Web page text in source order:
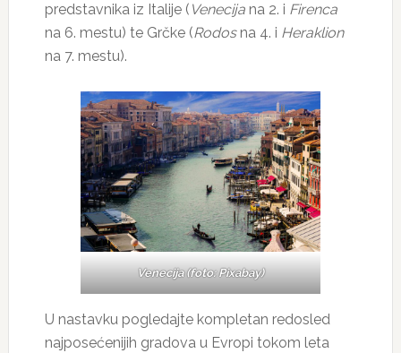
predstavnika iz Italije ( Venecijana 2. i Firenca
na 6. mestu) te Grčke (Rodosna 4. i Heraklion
na 7. mestu).
Venecija (foto: Pixabay)
U nastavku pogledajte kompletan redosled
najposećenijih gradova u Evropi tokom leta